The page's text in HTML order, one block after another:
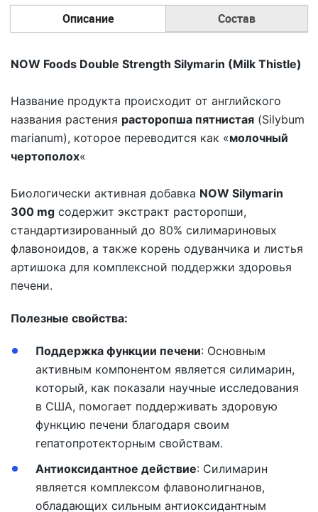
Описание Состав
NOW Foods Double Strength Silymarin (Milk Thistle)
Название продукта происходит от английского
названия растения расторопша пятнистая (Silybum
marianum), которое переводится как «молочный
чертополох«
Биологически активная добавка NOW Silymarin
300 mg содержит экстракт расторопши,
стандартизированный до 80% силимариновых
флавоноидов, а также корень одуванчика и листья
артишока для комплексной поддержки здоровья
печени.
Полезные свойства:
Поддержка функции печени: Основным
активным компонентом является силимарин,
который, как показали научные исследования
в США, помогает поддерживать здоровую
функцию печени благодаря своим
гепатопротекторным свойствам.
Антиоксидантное действие: Силимарин
является комплексом флавонолигнанов,
обладающих сильным антиоксидантным